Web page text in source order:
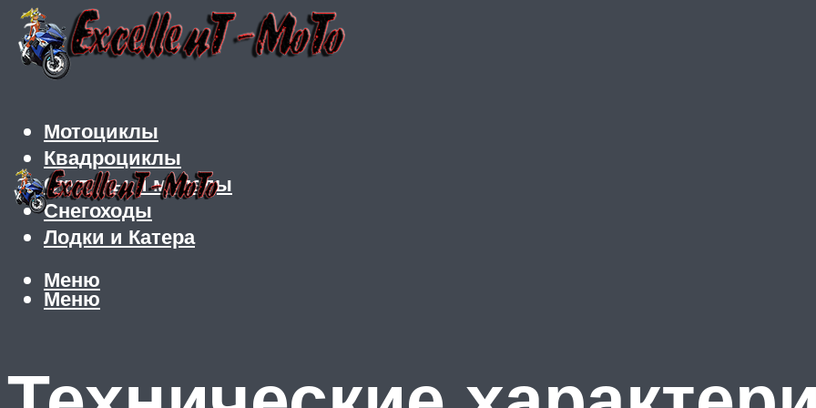
Мотоциклы
Квадроциклы
Скутеры и мопеды
Снегоходы
Лодки и Катера
Меню
Меню